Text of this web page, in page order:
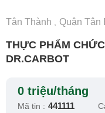
Tân Thành Quận Tân
THỰC PHẨM
DR.CARBOT
0 triệu/tháng
Mã tin : 441111